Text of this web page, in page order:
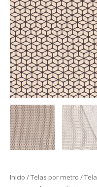
Inicio /Telas por metro /